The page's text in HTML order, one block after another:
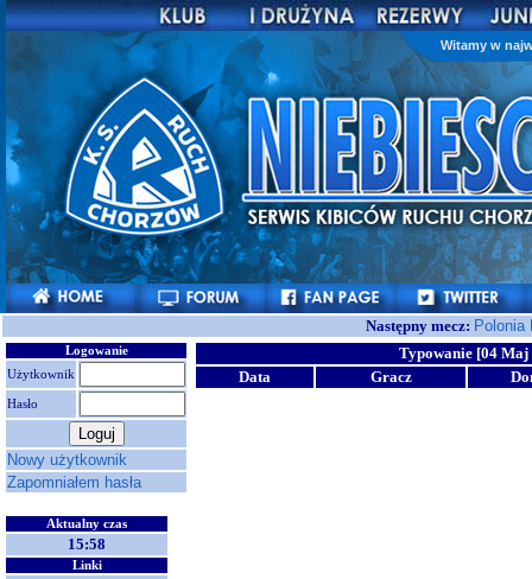
Witamy w
Następny mecz:
Logowanie
Użytkownik
Hasło
Nowy użytkownik
Zapomniałem hasła
Aktualny czas
15:58
Linki
Typowanie [04 Maj
Data
Gracz